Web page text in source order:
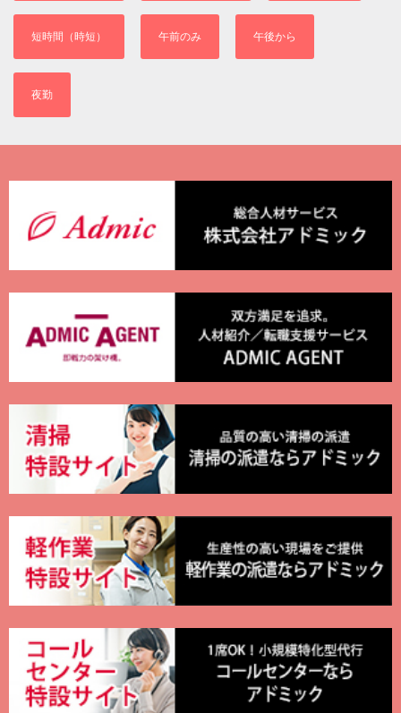
短時間（時短） 午前のみ 午後から
夜勤